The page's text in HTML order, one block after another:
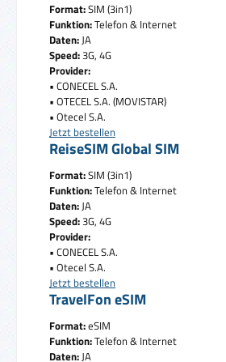
Format:SIM (3in1)
Funktion:Telefon & Internet
Daten:JA
Speed:3G, 4G
Provider:
• CONECEL S.A.
• OTECEL S.A. (MOVISTAR)
• Otecel S.A.
Jetzt bestellen
ReiseSIM Global SIM
Format:SIM (3in1)
Funktion:Telefon & Internet
Daten:JA
Speed:3G, 4G
Provider:
• CONECEL S.A.
• Otecel S.A.
Jetzt bestellen
TravelFon eSIM
Format:eSIM
Funktion:Telefon & Internet
Daten:JA